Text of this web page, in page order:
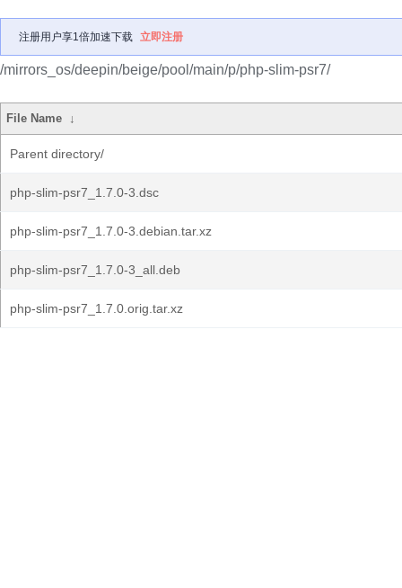
注册用户享1倍加速下载 立即注册
/mirrors_os/deepin/beige/pool/main/p/php-slim-psr7/
File Name ↓
Parent directory/
php-slim-psr7_1.7.0-3.dsc
php-slim-psr7_1.7.0-3.debian.tar.xz
php-slim-psr7_1.7.0-3_all.deb
php-slim-psr7_1.7.0.orig.tar.xz